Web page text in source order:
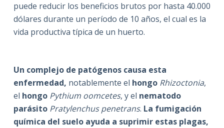
puede reducir los beneficios brutos por hasta 40.000
dólares durante un período de 10 años, el cual es la
vida productiva típica de un huerto.
Un complejo de patógenos causa esta
enfermedad, notablemente el hongo Rhizoctonia,
el hongo Pythium oomcetes, y el nematodo
parásito Pratylenchus penetrans. La fumigación
química del suelo ayuda a suprimir estas plagas,